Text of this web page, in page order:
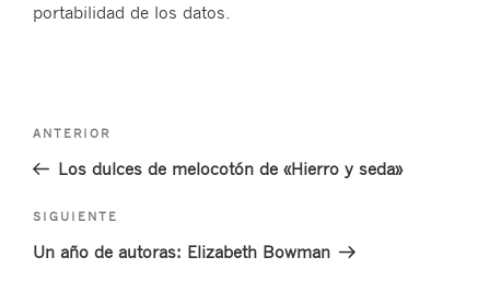
portabilidad de los datos.
Navegación
entradas
Entrada
anterior:
ANTERIOR
Los dulces de melocotón de «Hierro y seda»
Siguiente
entrada
SIGUIENTE
Un año de autoras: Elizabeth Bowman